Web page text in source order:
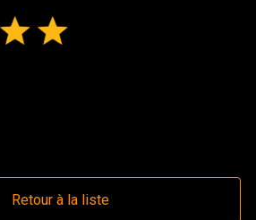
Retour à la liste